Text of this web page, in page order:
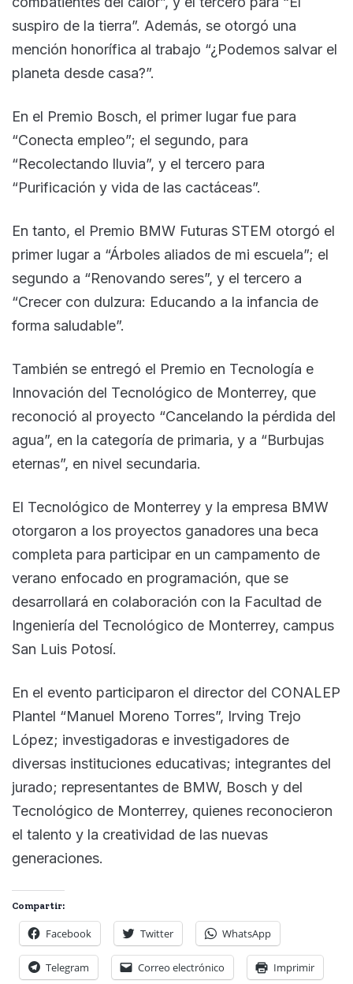
suspiro de la tierra”. Además, se otorgó una
mención honorífica al trabajo “¿Podemos salvar el
planeta desde casa?”.
En el Premio Bosch, el primer lugar fue para
“Conecta empleo”; el segundo, para
“Recolectando lluvia”, y el tercero para
“Purificación y vida de las cactáceas”.
En tanto, el Premio BMW Futuras STEM otorgó el
primer lugar a “Árboles aliados de mi escuela”; el
segundo a “Renovando seres”, y el tercero a
“Crecer con dulzura: Educando a la infancia de
forma saludable”.
También se entregó el Premio en Tecnología e
Innovación del Tecnológico de Monterrey, que
reconoció al proyecto “Cancelando la pérdida del
agua”, en la categoría de primaria, y a “Burbujas
eternas”, en nivel secundaria.
El Tecnológico de Monterrey y la empresa BMW
otorgaron a los proyectos ganadores una beca
completa para participar en un campamento de
verano enfocado en programación, que se
desarrollará en colaboración con la Facultad de
Ingeniería del Tecnológico de Monterrey, campus
San Luis Potosí.
En el evento participaron el director del CONALEP
Plantel “Manuel Moreno Torres”, Irving Trejo
López; investigadoras e investigadores de
diversas instituciones educativas; integrantes del
jurado; representantes de BMW, Bosch y del
Tecnológico de Monterrey, quienes reconocieron
el talento y la creatividad de las nuevas
generaciones.
Compartir:
Facebook Twitter WhatsApp
Telegram Correo electrónico Imprimir